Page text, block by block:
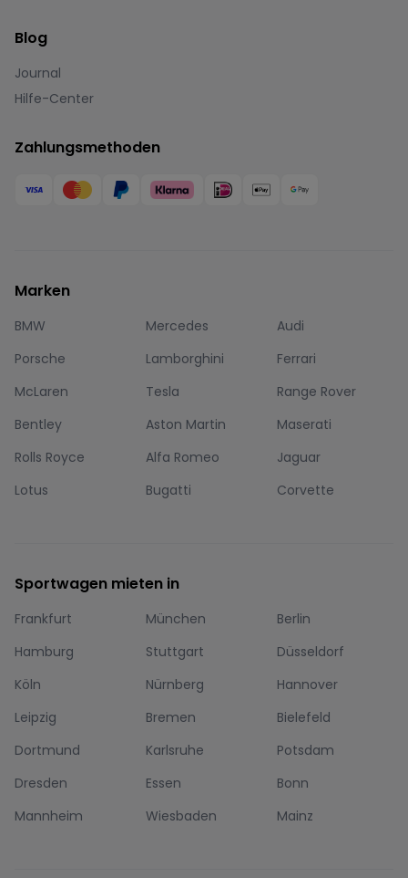
Blog
Journal
Hilfe-Center
Zahlungsmethoden
Marken
BMW Mercedes
Audi
Porsche
Lamborghini
Ferrari
McLaren
Tesla
Range Rover
Bentley
Aston Martin
Maserati
Rolls Royce
Alfa Romeo
Jaguar
Lotus
Bugatti Corvette
Sportwagen mieten in
Frankfurt München
Berlin
Hamburg
Stuttgart
Düsseldorf
Köln
Nürnberg
Hannover
Leipzig
Bremen
Bielefeld
Dortmund
Karlsruhe
Potsdam
Dresden
Essen
Bonn
Mannheim
Wiesbaden Mainz